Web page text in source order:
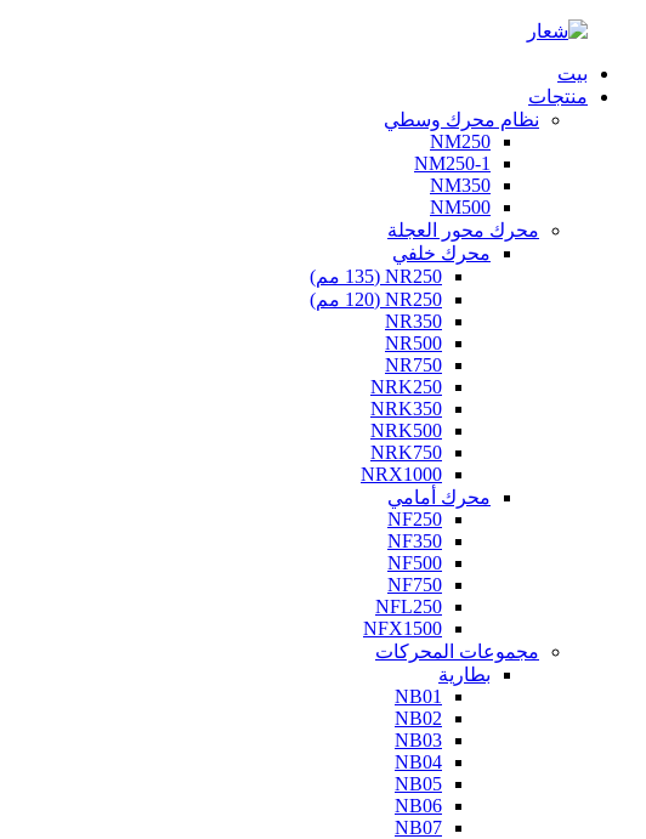
بيت
منتجات
نظام محرك وسطي
NM250
NM250-1
NM350
NM500
محرك محور العجلة
محرك خلفي
NR250 (135 مم)
NR250 (120 مم)
NR350
NR500
NR750
NRK250
NRK350
NRK500
NRK750
NRX1000
محرك أمامي
NF250
NF350
NF500
NF750
NFL250
NFX1500
مجموعات المحركات
بطارية
NB01
NB02
NB03
NB04
NB05
NB06
NB07